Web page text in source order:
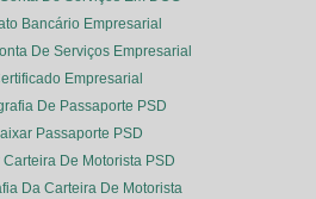
Bancário Empresarial
De Serviços Empresarial
Empresarial
De Passaporte PSD
Passaporte PSD
Carteira De Motorista PSD
Da Carteira De Motorista